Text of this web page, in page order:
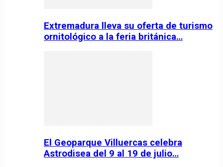
Extremadura lleva su oferta de turismo
ornitológico a la feria británica…
El Geoparque Villuercas celebra
Astrodisea del 9 al 19 de julio…